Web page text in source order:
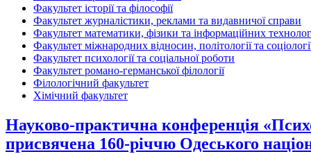
Факультет історії та філософії
Факультет журналістики, реклами та видавничої справи
Факультет математики, фізики та інформаційних
Факультет міжнародних відносин, політології та
Факультет психології та соціальної роботи
Факультет романо-германської філології
Філологічний факультет
Хімічний факультет
Науково-практична конференція
присвячена 160-річчю Одеського